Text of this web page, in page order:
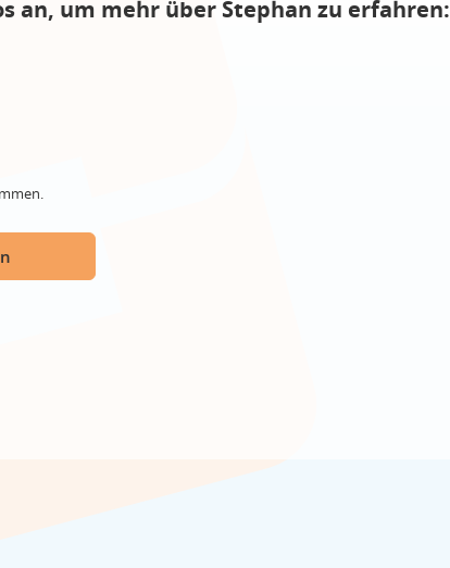
an, um mehr über Stephan zu erfahren: